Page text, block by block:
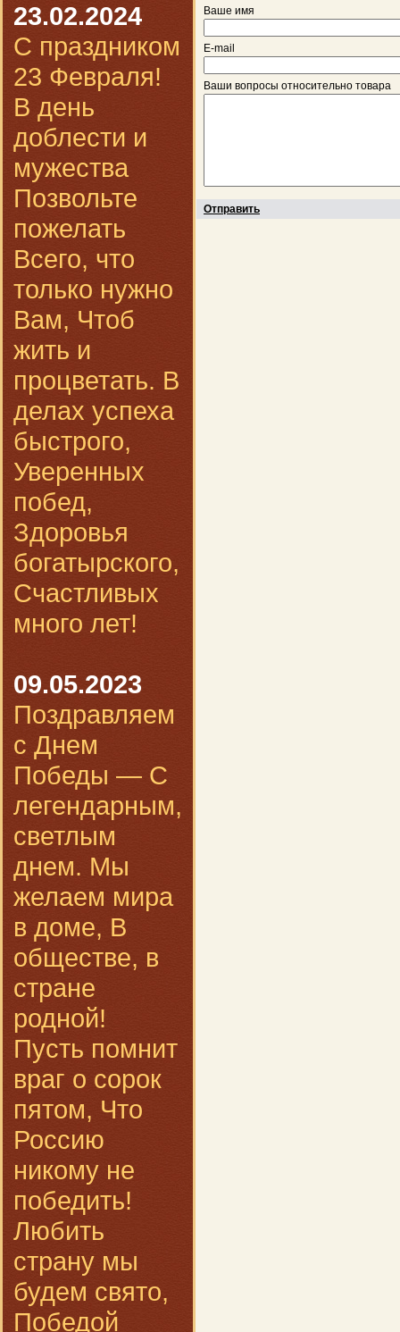
23.02.2024
С праздником
23 Февраля!
В день
доблести и
мужества
Позвольте
пожелать
Всего, что
только нужно
Вам, Чтоб
жить и
процветать. В
делах успеха
быстрого,
Уверенных
побед,
Здоровья
богатырского,
Счастливых
много лет!
09.05.2023
Поздравляем
с Днем
Победы — С
легендарным,
светлым
днем. Мы
желаем мира
в доме, В
обществе, в
стране
родной!
Пусть помнит
враг о сорок
пятом, Что
Россию
никому не
победить!
Любить
страну мы
будем свято,
Победой
Ваше имя
E-mail
Ваши вопросы относительно товара
Отправить